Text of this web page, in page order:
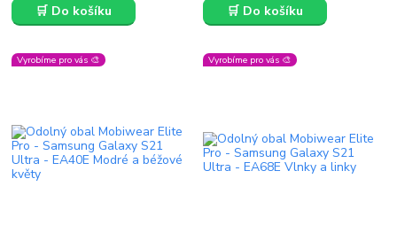
🛒 Do košíku 🛒 Do košíku
Vyrobíme pro vás 🎨 Vyrobíme pro vás 🎨